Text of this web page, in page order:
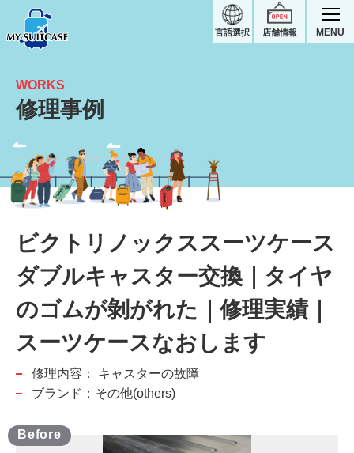
店舗情報
言語選択 MENU
タイヤのゴムが剝がれた｜ビクトリノックススーツケース修理実績
WORKS
修理事例
ビクトリノックススーツケース
ダブルキャスター交換｜タイヤ
のゴムが剝がれた｜修理実績｜
スーツケースなおします
修理内容：
キャスターの故障
ブランド：その他(others)